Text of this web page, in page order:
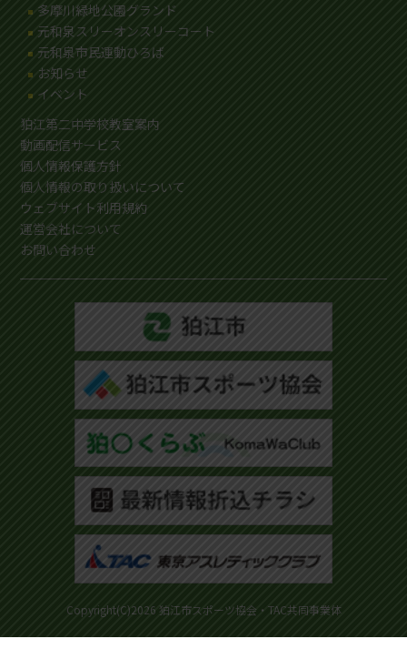
多摩川緑地公園グランド
元和泉スリーオンスリーコート
元和泉市民運動ひろば
お知らせ
イベント
狛江第二中学校教室案内
動画配信サービス
個人情報保護方針
個人情報の取り扱いについて
ウェブサイト利用規約
運営会社について
お問い合わせ
Copyright(C)2026 狛江市スポーツ協会・TAC共同事業体